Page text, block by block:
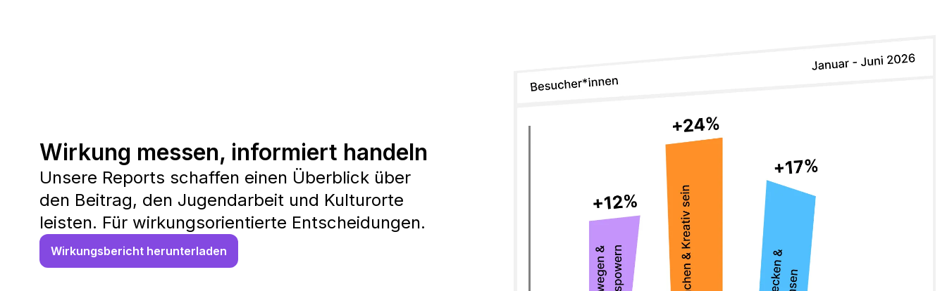
Wirkung messen, informiert handeln
Unsere Reports schaffen einen Überblick über
den Beitrag, den Jugendarbeit und Kulturorte
leisten. Für wirkungsorientierte Entscheidungen.
Wirkungsbericht herunterladen